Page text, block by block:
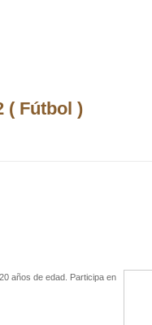
( Fútbol )
años de edad. Participa en